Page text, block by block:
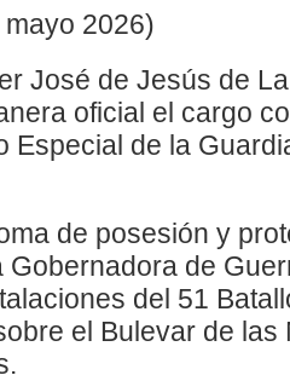
2026)
José de Jesús de
oficial el cargo
Especial de la
de posesión y
Gobernadora de
del 51
el Bulevar de